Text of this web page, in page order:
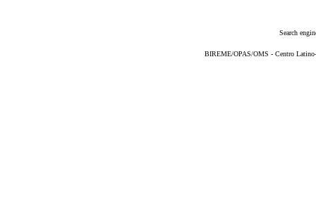
Search
BIREME/OPAS/OMS - Centro Latino-